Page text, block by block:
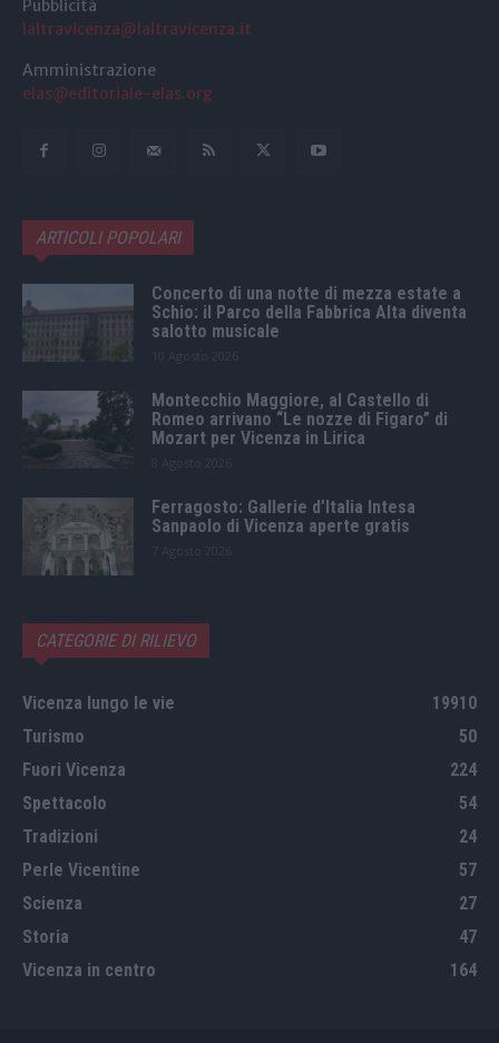
Pubblicità
laltravicenza@laltravicenza.it
Amministrazione
elas@editoriale-elas.org
ARTICOLI POPOLARI
Concerto di una notte di mezza estate a
Schio: il Parco della Fabbrica Alta diventa
salotto musicale
Montecchio Maggiore, al Castello di
Romeo arrivano “Le nozze di Figaro” di
Mozart per Vicenza in Lirica
Ferragosto: Gallerie d’Italia Intesa
Sanpaolo di Vicenza aperte gratis
CATEGORIE DI RILIEVO
Vicenza lungo le vie
19910
Turismo
50
Fuori Vicenza
224
Spettacolo
54
Tradizioni
24
Perle Vicentine
57
Scienza
27
Storia
47
Vicenza in centro
164